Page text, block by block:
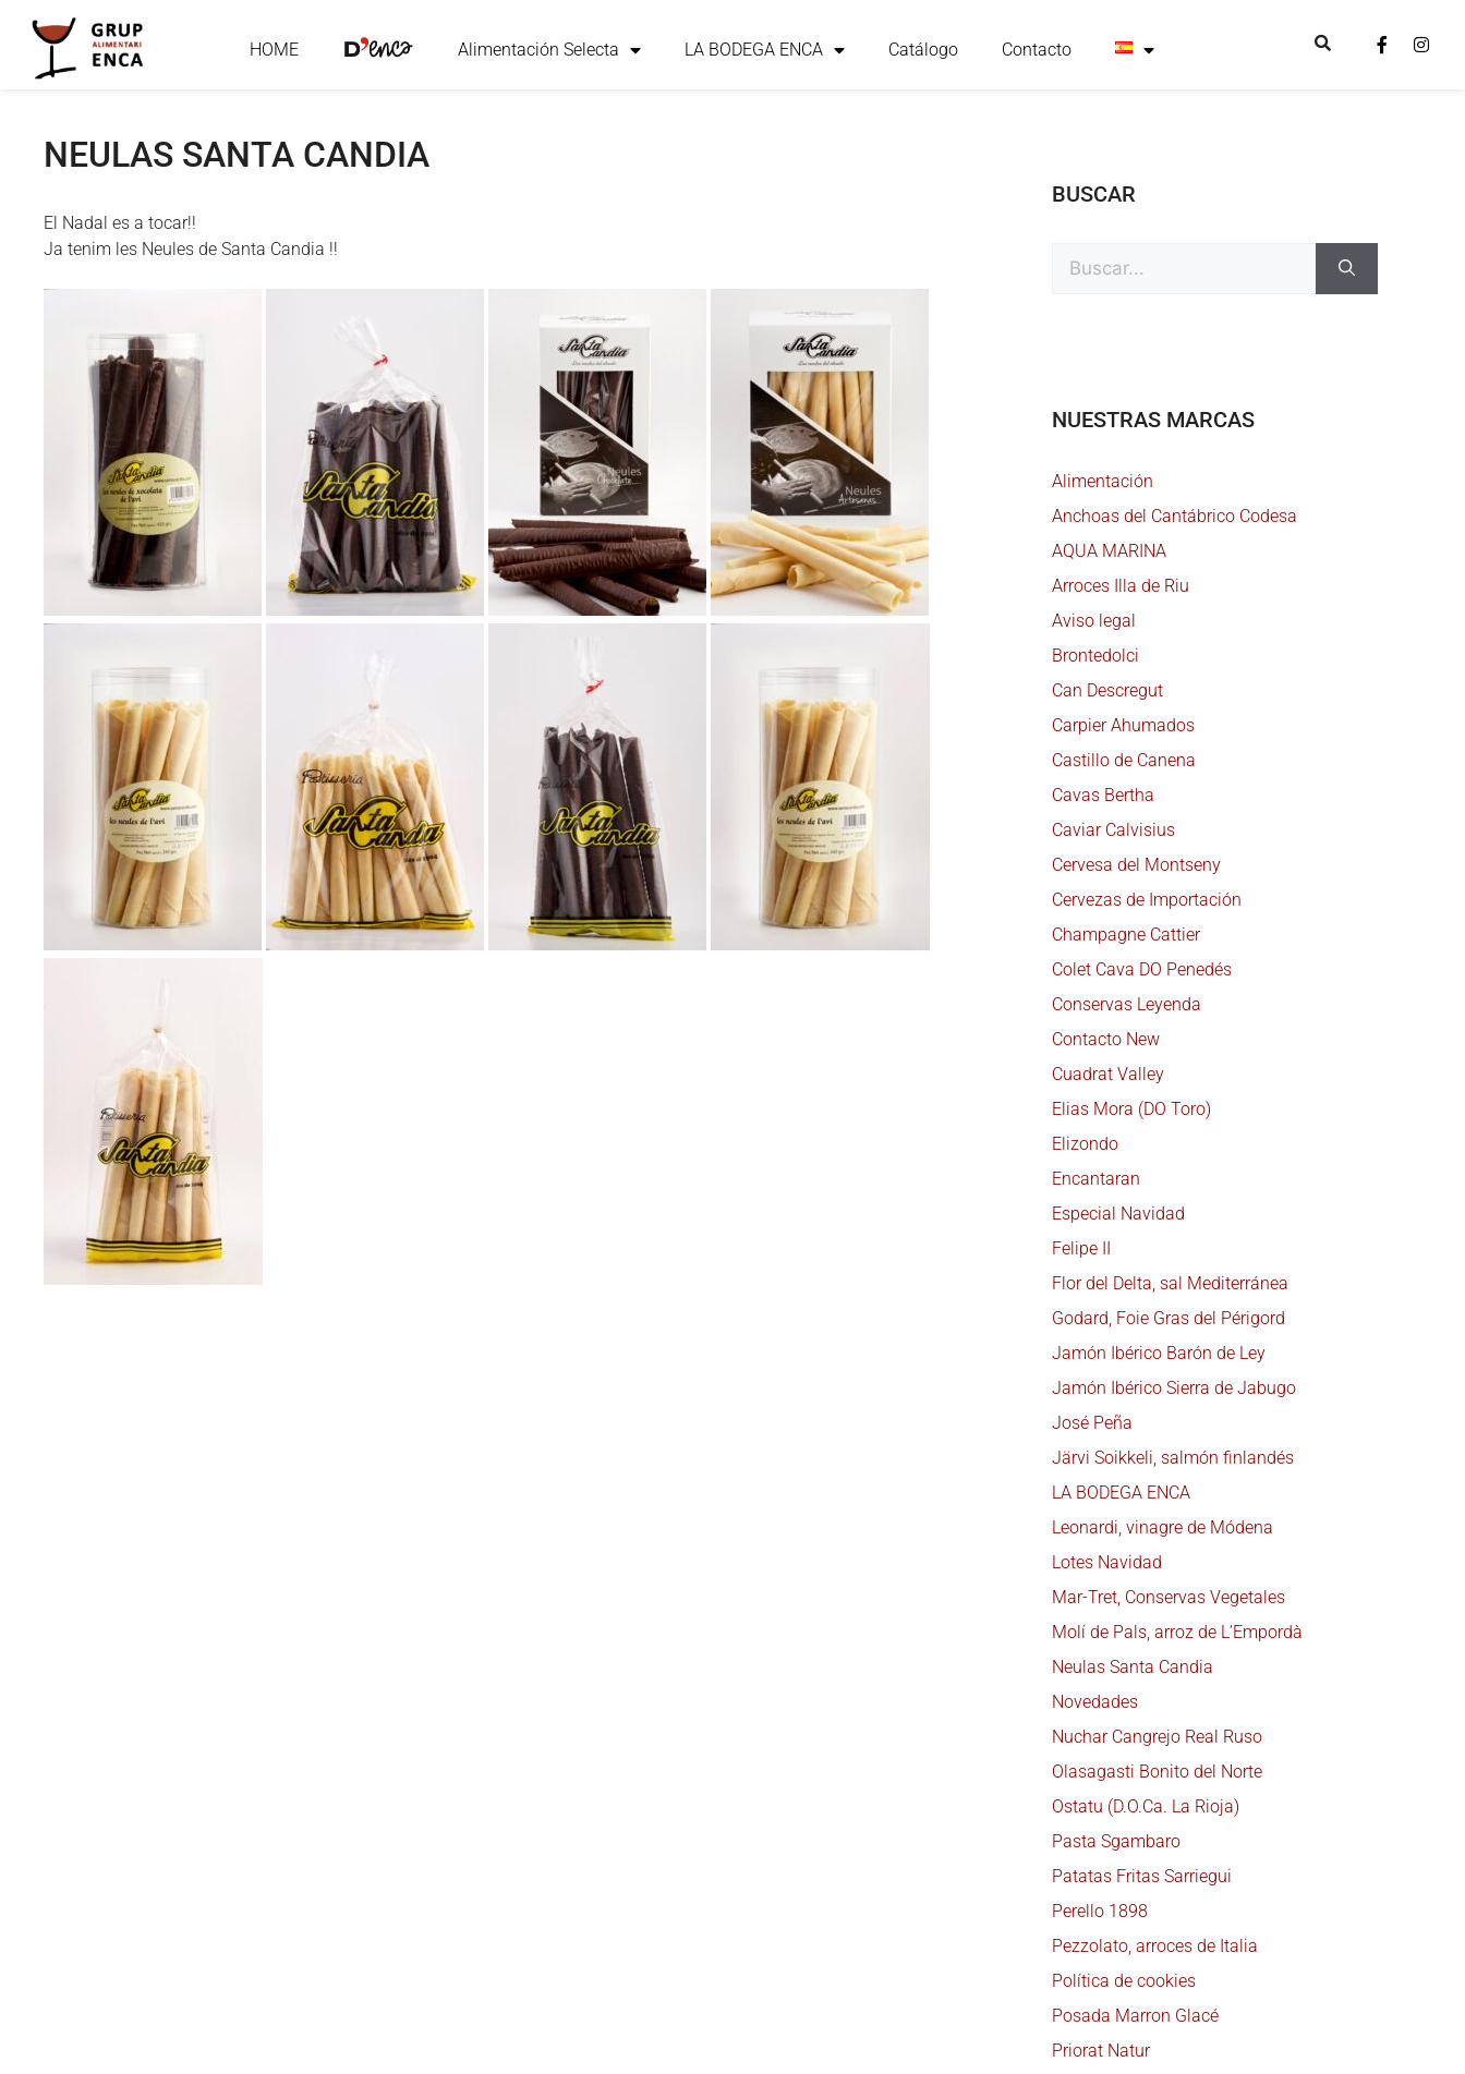
HOME Alimentación Selecta LA BODEGA ENCA Catálogo Contacto
NEULAS SANTA CANDIA
El Nadal es a tocar!!
Ja tenim les Neules de Santa Candia !!
BUSCAR
NUESTRAS MARCAS
Alimentación
Anchoas del Cantábrico Codesa
AQUA MARINA
Arroces Illa de Riu
Aviso legal
Brontedolci
Can Descregut
Carpier Ahumados
Castillo de Canena
Cavas Bertha
Caviar Calvisius
Cervesa del Montseny
Cervezas de Importación
Champagne Cattier
Colet Cava DO Penedés
Conservas Leyenda
Contacto New
Cuadrat Valley
Elias Mora (DO Toro)
Elizondo
Encantaran
Especial Navidad
Felipe II
Flor del Delta, sal Mediterránea
Godard, Foie Gras del Périgord
Jamón Ibérico Barón de Ley
Jamón Ibérico Sierra de Jabugo
José Peña
Järvi Soikkeli, salmón finlandés
LA BODEGA ENCA
Leonardi, vinagre de Módena
Lotes Navidad
Mar-Tret, Conservas Vegetales
Molí de Pals, arroz de L’Empordà
Neulas Santa Candia
Novedades
Nuchar Cangrejo Real Ruso
Olasagasti Bonito del Norte
Ostatu (D.O.Ca. La Rioja)
Pasta Sgambaro
Patatas Fritas Sarriegui
Perello 1898
Pezzolato, arroces de Italia
Política de cookies
Posada Marron Glacé
Priorat Natur